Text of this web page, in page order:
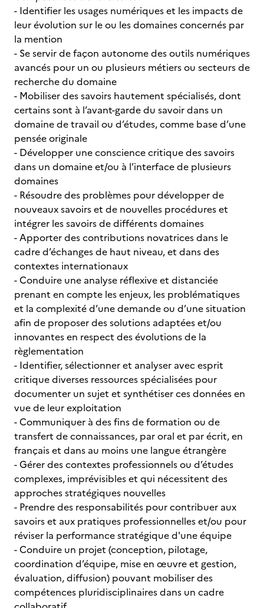
- Identifier les usages numériques et les impacts de
leur évolution sur le ou les domaines concernés par
la mention
- Se servir de façon autonome des outils numériques
avancés pour un ou plusieurs métiers ou secteurs de
recherche du domaine
- Mobiliser des savoirs hautement spécialisés, dont
certains sont à l’avant-garde du savoir dans un
domaine de travail ou d’études, comme base d’une
pensée originale
- Développer une conscience critique des savoirs
dans un domaine et/ou à l’interface de plusieurs
domaines
- Résoudre des problèmes pour développer de
nouveaux savoirs et de nouvelles procédures et
intégrer les savoirs de différents domaines
- Apporter des contributions novatrices dans le
cadre d’échanges de haut niveau, et dans des
contextes internationaux
- Conduire une analyse réflexive et distanciée
prenant en compte les enjeux, les problématiques
et la complexité d’une demande ou d’une situation
afin de proposer des solutions adaptées et/ou
innovantes en respect des évolutions de la
règlementation
- Identifier, sélectionner et analyser avec esprit
critique diverses ressources spécialisées pour
documenter un sujet et synthétiser ces données en
vue de leur exploitation
- Communiquer à des fins de formation ou de
transfert de connaissances, par oral et par écrit, en
français et dans au moins une langue étrangère
- Gérer des contextes professionnels ou d’études
complexes, imprévisibles et qui nécessitent des
approches stratégiques nouvelles
- Prendre des responsabilités pour contribuer aux
savoirs et aux pratiques professionnelles et/ou pour
réviser la performance stratégique d'une équipe
- Conduire un projet (conception, pilotage,
coordination d’équipe, mise en œuvre et gestion,
évaluation, diffusion) pouvant mobiliser des
compétences pluridisciplinaires dans un cadre